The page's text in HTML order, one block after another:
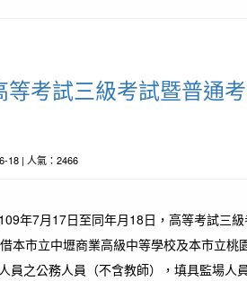
等考試三級考試暨普通
18 | 人氣：2466
年7月17日至同年月18日，高等考試三
本市立中壢商業高級中等學校及本市立桃
員之公務人員（不含教師），填具監場人